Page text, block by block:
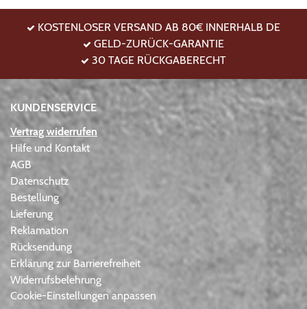
KOSTENLOSER VERSAND AB 80€ INNERHALB DE
GELD-ZURÜCK-GARANTIE
30 TAGE RÜCKGABERECHT
KUNDENSERVICE
Vertrag widerrufen
Hilfe und Kontakt
AGB
Datenschutz
Bestellung
Lieferung
Reklamation
Rücksendung
Erklärung zur Barrierefreiheit
Widerrufsbelehrung
Cookie-Einstellungen anpassen